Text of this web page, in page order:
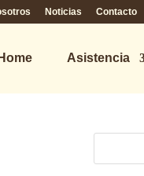
Noticias Contacto
Asistencia